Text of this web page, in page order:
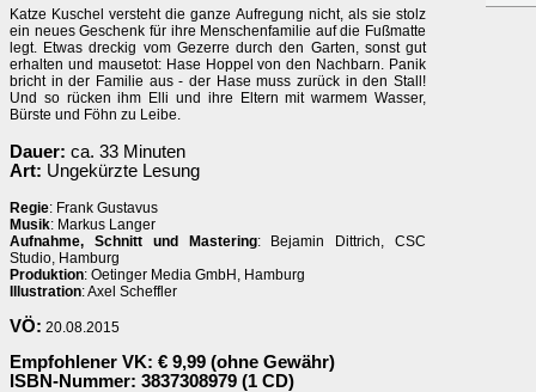
Katze Kuschel versteht die ganze Aufregung nicht, als sie stolz
ein neues Geschenk für ihre Menschenfamilie auf die Fußmatte
legt. Etwas dreckig vom Gezerre durch den Garten, sonst gut
erhalten und mausetot: Hase Hoppel von den Nachbarn. Panik
bricht in der Familie aus - der Hase muss zurück in den Stall!
Und so rücken ihm Elli und ihre Eltern mit warmem Wasser,
Bürste und Föhn zu Leibe.
Dauer: ca. 33 Minuten
Art: Ungekürzte Lesung
Regie: Frank Gustavus
Musik: Markus Langer
Aufnahme, Schnitt und Mastering: Bejamin Dittrich, CSC
Studio, Hamburg
Produktion: Oetinger Media GmbH, Hamburg
Illustration: Axel Scheffler
VÖ: 20.08.2015
Empfohlener VK: € 9,99 (ohne Gewähr)
ISBN-Nummer: 3837308979 (1 CD)